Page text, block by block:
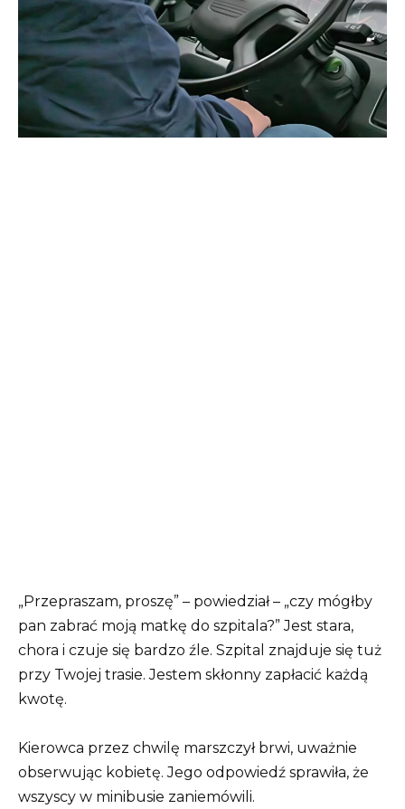
„Przepraszam, proszę” – powiedział – „czy mógłby
pan zabrać moją matkę do szpitala?” Jest stara,
chora i czuje się bardzo źle. Szpital znajduje się tuż
przy Twojej trasie. Jestem skłonny zapłacić każdą
kwotę.
Kierowca przez chwilę marszczył brwi, uważnie
obserwując kobietę. Jego odpowiedź sprawiła, że ​​
wszyscy w minibusie zaniemówili.